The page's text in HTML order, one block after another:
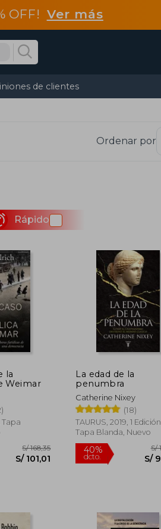
OFF! Ver más
de clientes
Ordenar por
Rápido
la
Weimar
Tapa
S/ 101,01
La edad de la
penumbra
Catherine Nixey
(18)
TAURUS, 2019, 1 Edición,
Tapa Blanda, Nuevo